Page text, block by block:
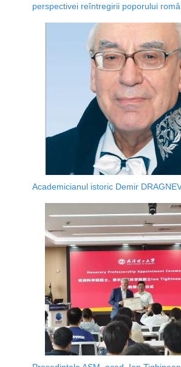
perspectivei reîntregirii poporului
Academicianul istoric Demir